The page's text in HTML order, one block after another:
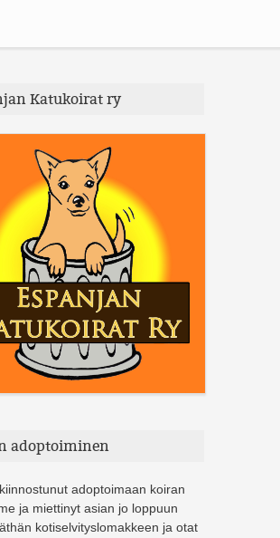
Katukoirat ry
adoptoiminen
adoptoimaan koiran
ja miettinyt asian jo loppuun
kotiselvityslomakkeen ja otat